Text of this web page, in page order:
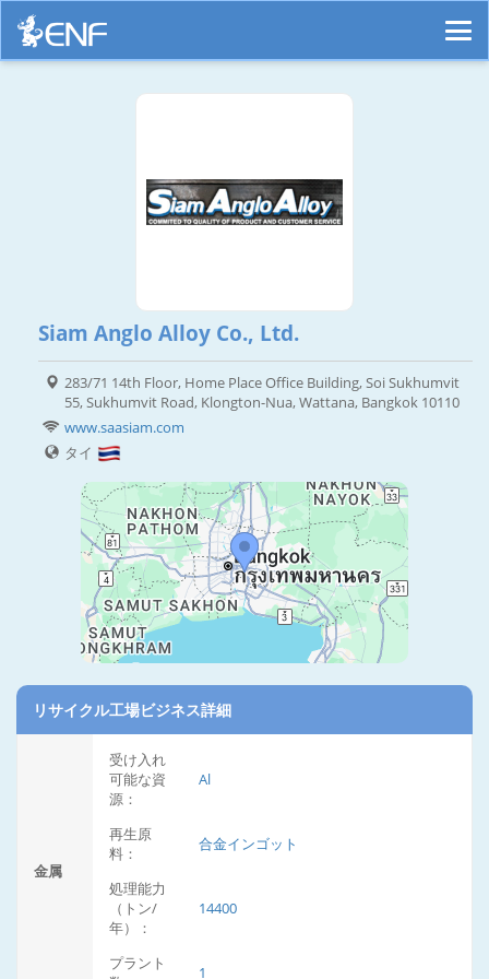
Siam Anglo Alloy Co., Ltd.
283/71 14th Floor, Home Place Office Building, Soi Sukhumvit
55, Sukhumvit Road, Klongton-Nua, Wattana, Bangkok 10110
www.saasiam.com
タイ
リサイクル工場ビジネス詳細
金属
受け入れ
可能な資
源：
Al
再生原
料：
合金インゴット
処理能力
（トン/
年）：
14400
プラント
1